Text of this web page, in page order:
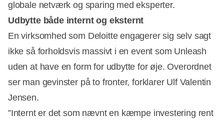
globale netværk og sparing med eksperter.
Udbytte både internt og eksternt
En virksomhed som Deloitte engagerer sig selv sagt
ikke så forholdsvis massivt i en event som Unleash
uden at have en form for udbytte for øje. Overordnet
ser man gevinster på to fronter, forklarer Ulf Valentin
Jensen.
”Internt er det som nævnt en kæmpe investering rent